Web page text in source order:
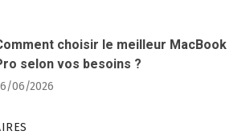
choisir le meilleur MacBook
selon vos besoins ?
06/2026